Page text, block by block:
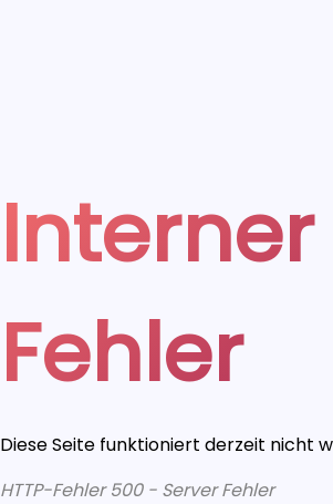
Fehler
Diese Seite funktioniert derzeit nicht
HTTP-Fehler 500 - Server Fehler